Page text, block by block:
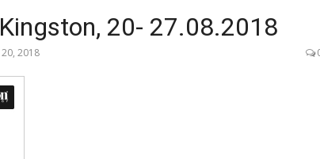
20- 27.08.2018
2018